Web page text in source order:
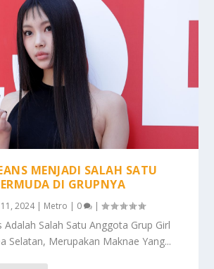
MENJADI SALAH SATU
DI GRUPNYA
2024| Metro | 0 |
Adalah Salah Satu Anggota Grup Girl
Selatan, Merupakan Maknae Yang...